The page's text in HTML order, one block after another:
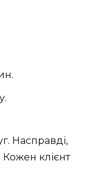
Насправді,
клієнт